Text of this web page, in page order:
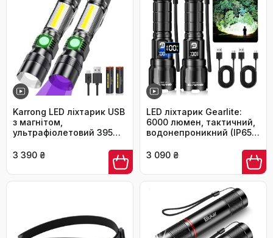
Karrong LED ліхтарик USB
з магнітом,
ультрафіолетовий 395
світло, акумулятор, для
кемпінгу та туризму, 2
шт.
3 390 ₴
LED ліхтарик Gearlite:
6000 люмен, тактичний,
водонепроникний (IP65),
риболовлі, надзвичайних
3 090 ₴